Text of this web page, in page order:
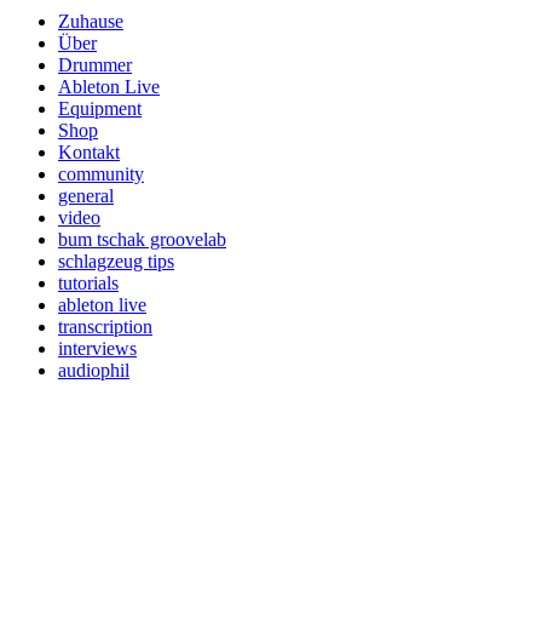
Zuhause
Über
Drummer
Ableton Live
Equipment
Shop
Kontakt
community
general
video
bum tschak groovelab
schlagzeug tips
tutorials
ableton live
transcription
interviews
audiophil